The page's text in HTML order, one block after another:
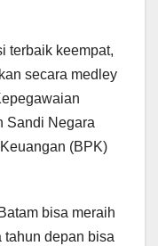
terbaik keempat,
secara medley
Sandi Negara
(BPK)
bisa meraih
tahun depan bisa